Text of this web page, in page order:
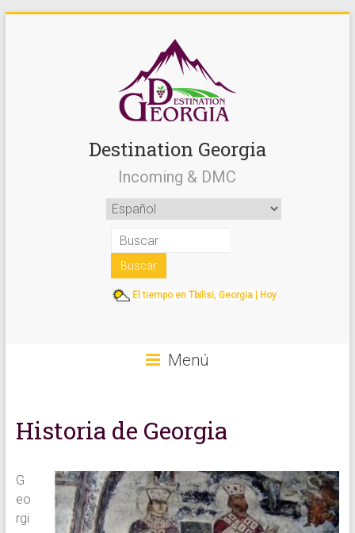
Destination Georgia
Incoming & DMC
El tiempo en Tbilisi, Georgia | Hoy
Menú
Historia de Georgia
G
eo
rgi